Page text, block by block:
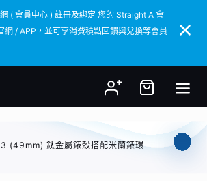
( 會員中心 ) 註冊及綁定 您的 Straight A 會
網 / APP，並可享消費積點回饋與兌換等會員
( 會員中心 ) 註冊及綁定 您的 Straight A 會
網 / APP，並可享消費積點回饋與兌換等會員
(49mm) 鈦金屬錶殼搭配米蘭錶環